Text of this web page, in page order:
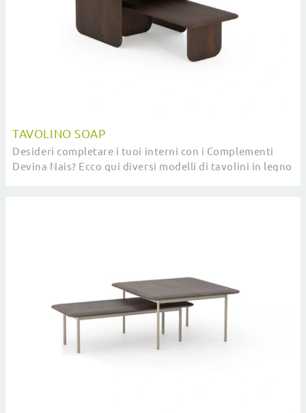
TAVOLINO SOAP
Desideri completare i tuoi interni con i Complementi
Devina Nais? Ecco qui diversi modelli di tavolini in legno